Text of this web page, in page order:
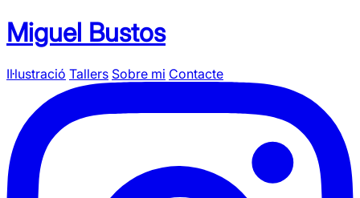
Miguel Bustos
Il·lustració Tallers Sobre mi Contacte